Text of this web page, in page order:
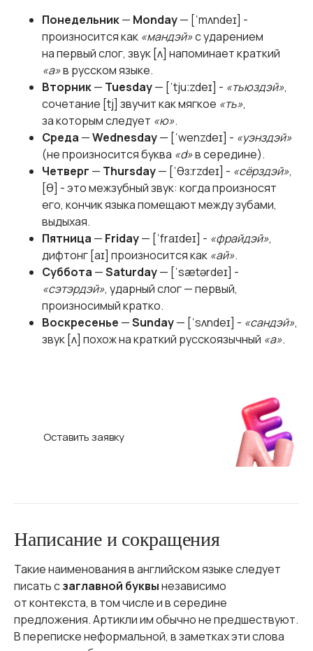
Понедельник— Monday— [ˈmʌndeɪ] -
произносится как «мандэй»с ударением
на первый слог, звук [ʌ] напоминает краткий
«а»в русском языке.
Вторник— Tuesday— [ˈtjuːzdeɪ] - «тьюздэй»,
сочетание [tj] звучит как мягкое «ть»,
за которым следует «ю».
Среда —Wednesday— [ˈwenzdeɪ] - «уэнздэй»
(не произносится буква «d»в середине).
Четверг — Thursday— [ˈθɜːrzdeɪ] - «сёрздэй»,
[θ] - это межзубный звук: когда произносят
его, кончик языка помещают между зубами,
выдыхая.
Пятница — Friday— [ˈfraɪdeɪ] - «фрайдэй»,
дифтонг [aɪ] произносится как «ай».
Суббота —Saturday— [ˈsætərdeɪ] -
«сэтэрдэй», ударный слог — первый,
произносимый кратко.
Воскресенье —Sunday— [ˈsʌndeɪ] - «сандэй»,
звук [ʌ] похож на краткий русскоязычный «а».
C нуля и без акцента в школе Hello World
Оставить заявку
Написание и сокращения
Такие наименования в английском языке следует
писать сзаглавной буквынезависимо
от контекста, в том числе и в середине
предложения. Артикли им обычно не предшествуют.
В переписке неформальной, в заметках эти слова